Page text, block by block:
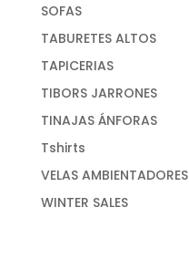
SOFAS
TABURETES ALTOS
TAPICERIAS
TIBORS JARRONES
TINAJAS ÁNFORAS
Tshirts
VELAS AMBIENTADORES
WINTER SALES